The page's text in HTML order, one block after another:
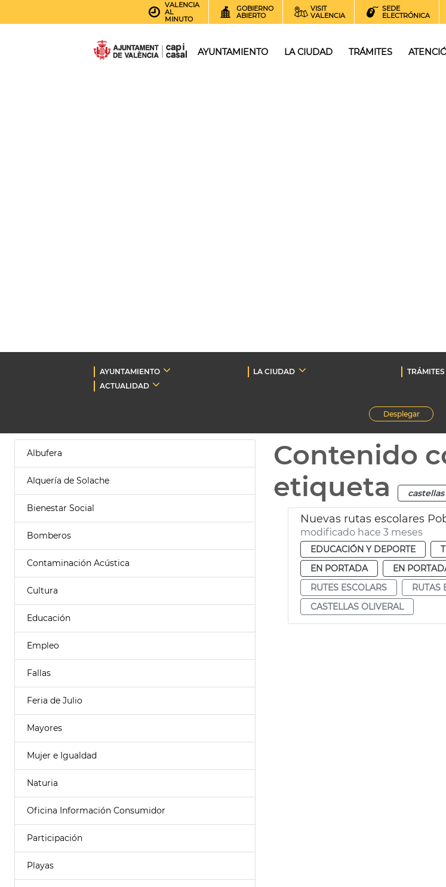
VALENCIA
AL
MINUTO
GOBIERNO
ABIERTO
VISIT
VALENCIA
SEDE
ELECTRÓNICA
AYUNTAMIENTO LA CIUDAD TRÁMITES
AYUNTAMIENTO LA CIUDAD TRÁMITES
ACTUALIDAD
Desplegar
Albufera
Alquería de Solache
Bienestar Social
Bomberos
Contaminación Acústica
Cultura
Educación
Empleo
Fallas
Feria de Julio
Mayores
Mujer e Igualdad
Naturia
Oficina Información Consumidor
Participación
Playas
Contenido
etiqueta
Nuevas rutas escolares
modificado hace 3 meses
EDUCACIÓN Y DEPORTE
EN PORTADA
EN
RUTES ESCOLARS
RUTAS
CASTELLAS OLIVERAL